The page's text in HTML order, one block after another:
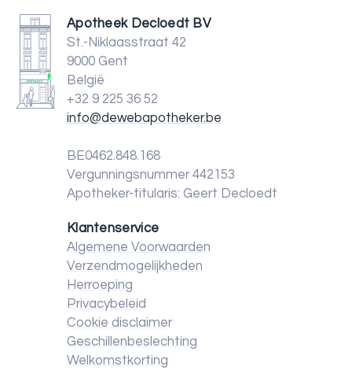
Apotheek Decloedt BV
St.-Niklaasstraat 42
9000 Gent
België
+32 9 225 36 52
info@dewebapotheker.be
BE0462.848.168
Vergunningsnummer 442153
Apotheker-titularis: Geert Decloedt
Klantenservice
Algemene Voorwaarden
Verzendmogelijkheden
Herroeping
Privacybeleid
Cookie disclaimer
Geschillenbeslechting
Welkomstkorting